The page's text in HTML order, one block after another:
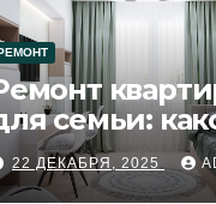
семьи:
удобен
22 ДЕКАБРЯ, 2025